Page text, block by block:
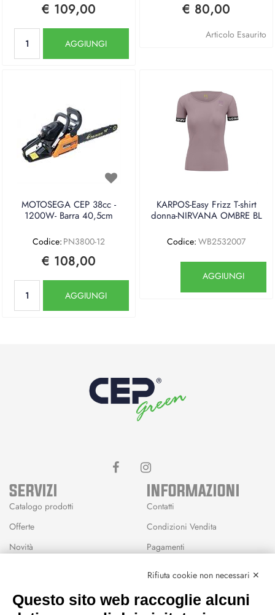
€ 109,00
AGGIUNGI
€ 80,00
Articolo Esaurito
MOTOSEGA CEP 38cc -
1200W- Barra 40,5cm
Codice: PN3800-12
€ 108,00
AGGIUNGI
KARPOS-Easy Frizz T-shirt
donna-NIRVANA OMBRE BL
Codice: WB2532007
AGGIUNGI
SERVIZI
Catalogo prodotti
Offerte
Novità
Wishlist
INFORMAZIONI
Contatti
Condizioni Vendita
Pagamenti
Rifiuta cookie non necessari ✕
Questo sito web raccoglie alcuni